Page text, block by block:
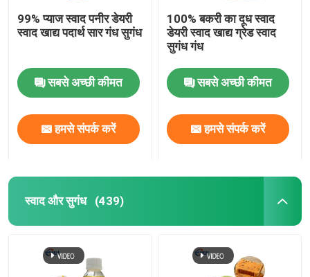
99% प्याज स्वाद पनीर डेयरी
स्वाद खाद्य पदार्थ सार गंध सुगंध
सबसे अच्छी कीमत
हमसे संपर्क करें
100% बकरी का दूध स्वाद
डेयरी स्वाद खाद्य ग्रेड स्वाद
सुगंध गंध
सबसे अच्छी कीमत
हमसे संपर्क करें
स्वाद और सुगंध (439)